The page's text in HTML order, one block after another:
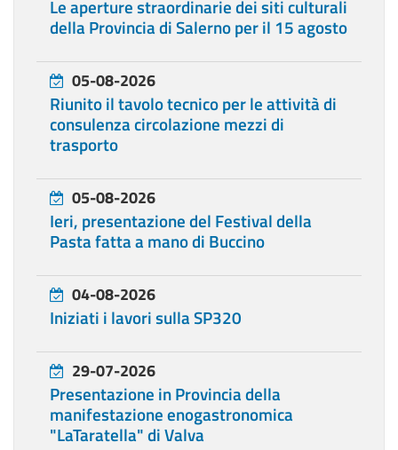
Le aperture straordinarie dei siti culturali
della Provincia di Salerno per il 15 agosto
05-08-2026
Riunito il tavolo tecnico per le attività di
consulenza circolazione mezzi di
trasporto
05-08-2026
Ieri, presentazione del Festival della
Pasta fatta a mano di Buccino
04-08-2026
Iniziati i lavori sulla SP320
29-07-2026
Presentazione in Provincia della
manifestazione enogastronomica
"LaTaratella" di Valva